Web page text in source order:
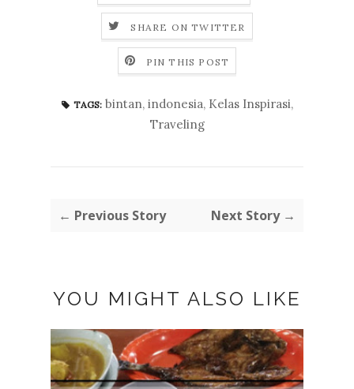
SHARE ON TWITTER
PIN THIS POST
TAGS: bintan, indonesia, Kelas Inspirasi,
Traveling
← Previous Story Next Story →
YOU MIGHT ALSO LIKE